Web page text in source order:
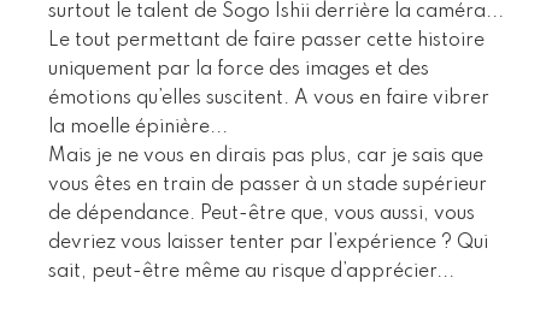
surtout le talent de Sogo Ishii derrière la caméra...
Le tout permettant de faire passer cette histoire
uniquement par la force des images et des
émotions qu’elles suscitent. A vous en faire vibrer
la moelle épinière...
Mais je ne vous en dirais pas plus, car je sais que
vous êtes en train de passer à un stade supérieur
de dépendance. Peut-être que, vous aussi, vous
devriez vous laisser tenter par l’expérience ? Qui
sait, peut-être même au risque d’apprécier...